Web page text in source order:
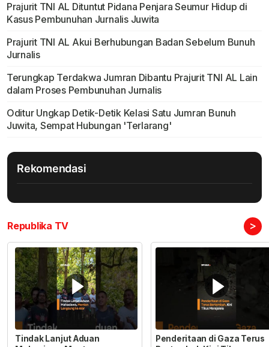
Prajurit TNI AL Dituntut Pidana Penjara Seumur Hidup di
Kasus Pembunuhan Jurnalis Juwita
Prajurit TNI AL Akui Berhubungan Badan Sebelum Bunuh
Jurnalis
Terungkap Terdakwa Jumran Dibantu Prajurit TNI AL Lain
dalam Proses Pembunuhan Jurnalis
Oditur Ungkap Detik-Detik Kelasi Satu Jumran Bunuh
Juwita, Sempat Hubungan 'Terlarang'
Rekomendasi
Republika TV >
Tindak Lanjut Aduan
Penderitaan di Gaza Terus